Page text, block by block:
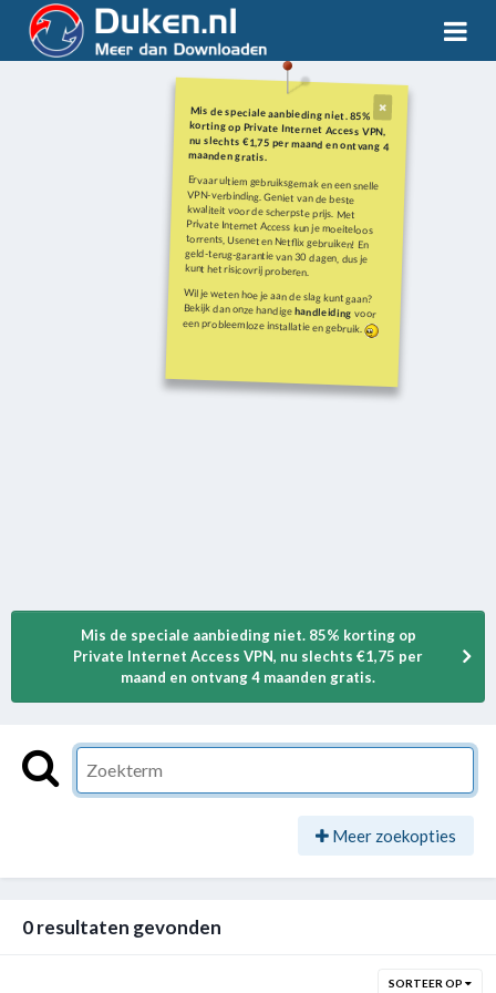
Mis de speciale aanbieding niet. 85%
korting op Private Internet Access VPN,
nu slechts €1,75 per maand en ontvang 4
maanden gratis.
Ervaar ultiem gebruiksgemak en een snelle
VPN-verbinding. Geniet van de beste
kwaliteit voor de scherpste prijs. Met
Private Internet Access kun je moeiteloos
torrents, Usenet en Netflix gebruiken! En
geld-terug-garantie van 30 dagen, dus je
kunt het risicovrij proberen.
Wil je weten hoe je aan de slag kunt gaan?
Bekijk dan onze handigehandleiding voor
een probleemloze installatie en gebruik.
Mis de speciale aanbieding niet. 85% korting op
Private Internet Access VPN, nu slechts €1,75 per
maand en ontvang 4 maanden gratis.
Meer zoekopties
0 resultaten gevonden
SORTEER OP